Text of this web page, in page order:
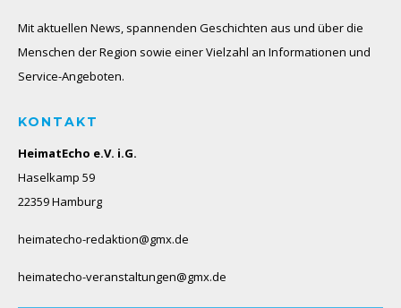
Mit aktuellen News, spannenden Geschichten aus und über die
Menschen der Region sowie einer Vielzahl an Informationen und
Service-Angeboten.
KONTAKT
HeimatEcho e.V. i.G.
Haselkamp 59
22359 Hamburg
heimatecho-redaktion@gmx.de
heimatecho-veranstaltungen@gmx.de